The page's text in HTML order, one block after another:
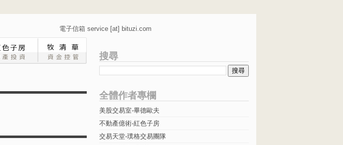
電子信箱 service [at] bituzi.com
搜尋
全體作者專欄
美股交易室-畢德歐夫
不動產億術-紅色子房
交易天堂-璞格交易團隊